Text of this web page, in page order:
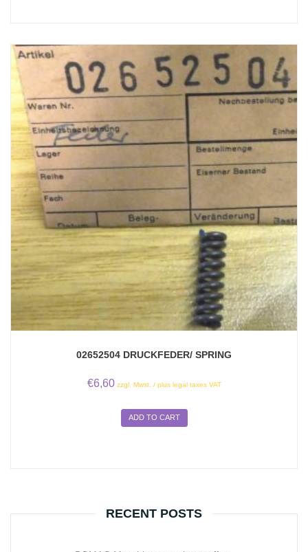
02652504 DRUCKFEDER/ SPRING
€6,60 zzgl. Mwst. / plus legal taxes VAT
ADD TO CART
RECENT POSTS